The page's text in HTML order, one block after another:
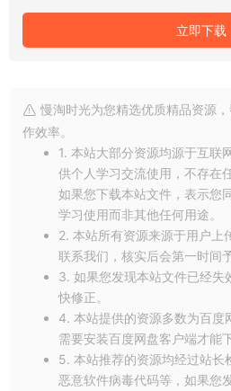
更多小改进：包括自定义命名
更好的取消和优先级标志等。
改进：优化了抖音、
网站的支持。
软件兼容性：支持macOS 11.0
包括Apple Silicon芯片的设备
仅限macOS系统使用，
立即下载
慢淘时光为您精选优质精品资源
作效率。
1. 本站大部分资源均源于互联
供个人学习交流使用，不存在
如果您下载本站文件，表示您
学习使用而非其他任何用途。
2. 本站所有资源来源于用户上
联系我们，核实后会第一时间
3. 如果您发现本站文件已经失
快修正。
4. 本站提供的资源多数为百度
需要安装百度网盘客户端才能下
5. 本站推荐的资源均经过站长
恶意软件病毒代码等，如果您